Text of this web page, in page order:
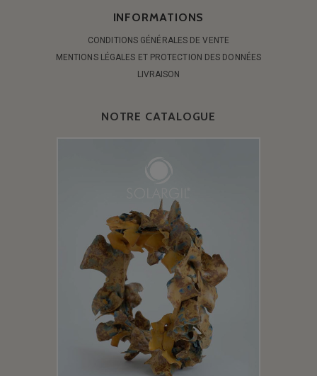
INFORMATIONS
CONDITIONS GÉNÉRALES DE VENTE
MENTIONS LÉGALES ET PROTECTION DES DONNÉES
LIVRAISON
NOTRE CATALOGUE